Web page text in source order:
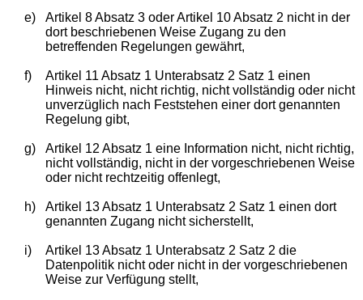
e)
Artikel 8 Absatz 3 oder Artikel 10 Absatz 2 nicht in der
dort beschriebenen Weise Zugang zu den
betreffenden Regelungen gewährt,
f)
Artikel 11 Absatz 1 Unterabsatz 2 Satz 1 einen
Hinweis nicht, nicht richtig, nicht vollständig oder nicht
unverzüglich nach Feststehen einer dort genannten
Regelung gibt,
g)
Artikel 12 Absatz 1 eine Information nicht, nicht richtig,
nicht vollständig, nicht in der vorgeschriebenen Weise
oder nicht rechtzeitig offenlegt,
h)
Artikel 13 Absatz 1 Unterabsatz 2 Satz 1 einen dort
genannten Zugang nicht sicherstellt,
i)
Artikel 13 Absatz 1 Unterabsatz 2 Satz 2 die
Datenpolitik nicht oder nicht in der vorgeschriebenen
Weise zur Verfügung stellt,